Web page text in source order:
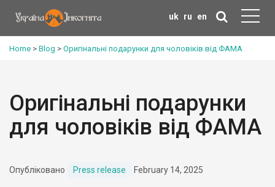
uk ru en
Home > Blog > Оригінальні подарунки для чоловіків від ФАМА
Оригінальні подарунки
для чоловіків від ФАМА
Опубліковано Press release February 14, 2025